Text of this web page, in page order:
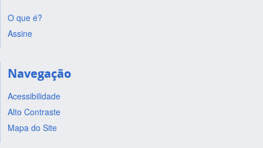
O que é?
Assine
Navegação
Acessibilidade
Alto Contraste
Mapa do Site